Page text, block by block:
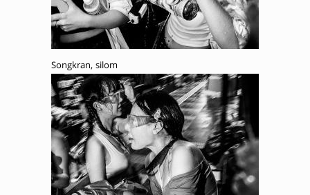
Songkran, silom